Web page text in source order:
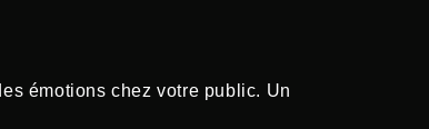
émotions chez votre public. Un